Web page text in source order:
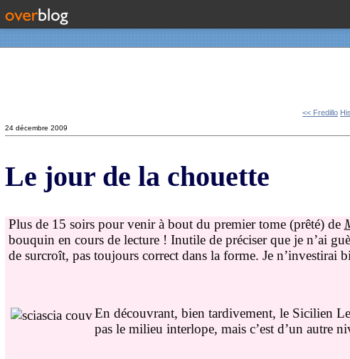
<< Fredillo
24 décembre 2009
Le jour de la chouette
Plus de 15 soirs pour venir à bout du premier tome (prêté) de
bouquin en cours de lecture ! Inutile de préciser que je n’ai
de surcroît, pas toujours correct dans la forme. Je n’investirai
En découvrant, bien tardivement, le Sicilien
pas le milieu interlope, mais c’est d’un autre